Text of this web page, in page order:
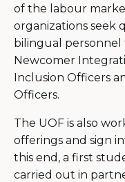
of the labour
organizations seek
bilingual personnel
Newcomer
Inclusion Officers
Officers.
The UOF is also
offerings and sign
this end, a first
carried out in